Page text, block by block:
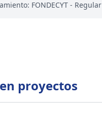
FONDECYT - Regular
proyectos